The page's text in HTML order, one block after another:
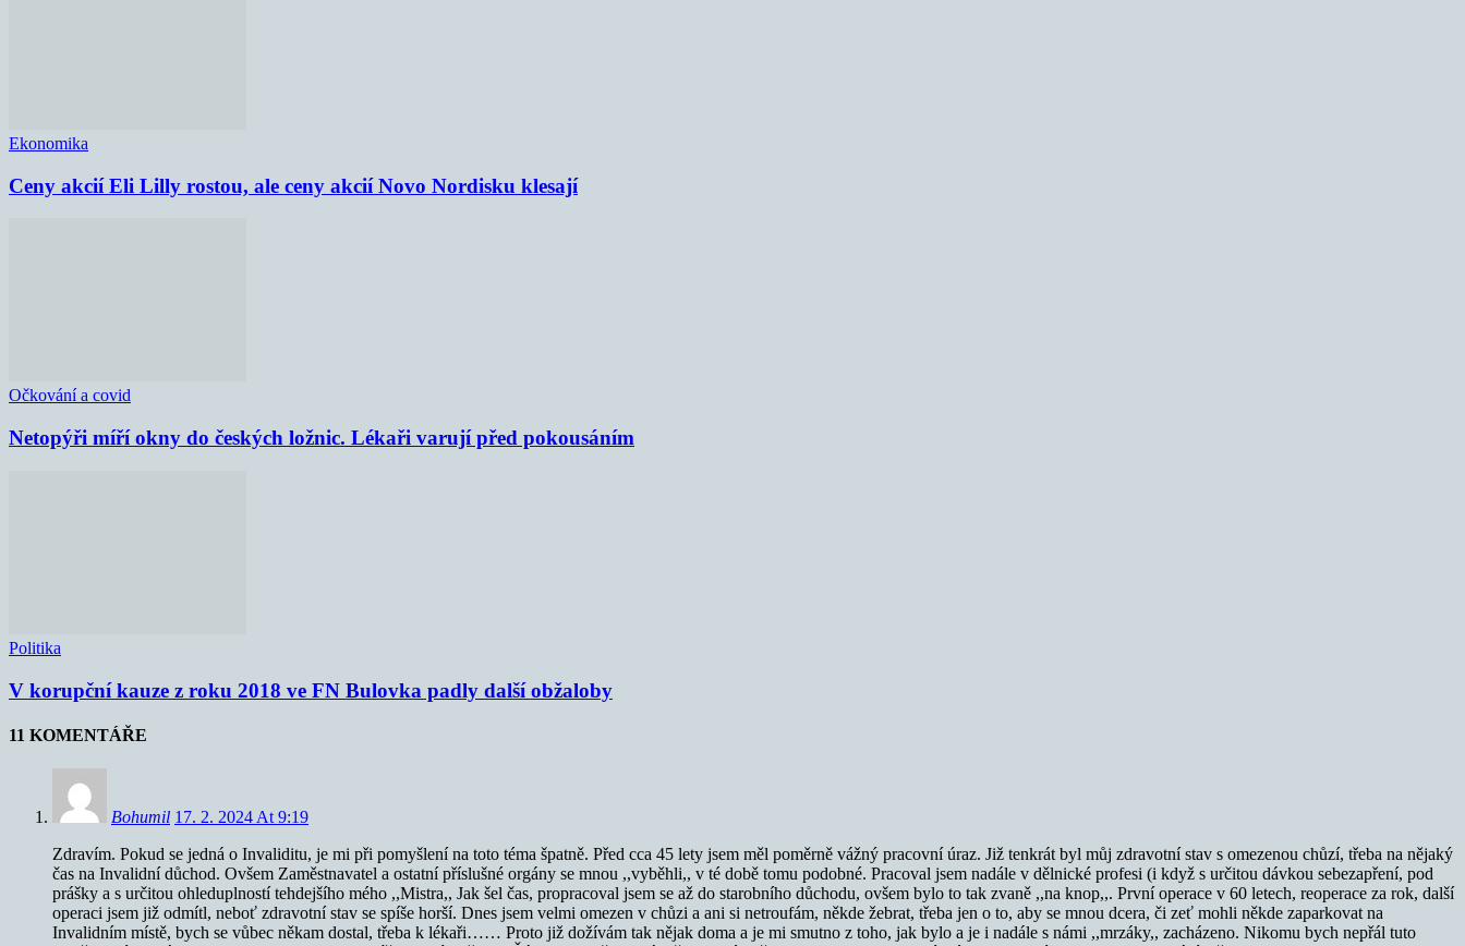
Ekonomika
Ceny akcií Eli Lilly rostou, ale ceny akcií Novo Nordisku klesají
Očkování a covid
Netopýři míří okny do českých ložnic. Lékaři varují před pokousáním
Politika
V korupční kauze z roku 2018 ve FN Bulovka padly další obžaloby
11 KOMENTÁŘE
Bohumil 17. 2. 2024 At 9:19
Zdravím. Pokud se jedná o Invaliditu, je mi při pomyšlení na toto téma špatně. Před cca 45 lety jsem měl poměrně vážný pracovní úraz. Již tenkrát byl můj zdravotní stav s omezenou chůzí, třeba na nějaký
čas na Invalidní důchod. Ovšem Zaměstnavatel a ostatní příslušné orgány se mnou ,,vyběhli,, v té době tomu podobné. Pracoval jsem nadále v dělnické profesi (i když s určitou dávkou sebezapření, pod
prášky a s určitou ohleduplností tehdejšího mého ,,Mistra,, Jak šel čas, propracoval jsem se až do starobního důchodu, ovšem bylo to tak zvaně ,,na knop,,. První operace v 60 letech, reoperace za rok, další
operaci jsem již odmítl, neboť zdravotní stav se spíše horší. Dnes jsem velmi omezen v chůzi a ani si netroufám, někde žebrat, třeba jen o to, aby se mnou dcera, či zeť mohli někde zaparkovat na
Invalidním místě, bych se vůbec někam dostal, třeba k lékaři…… Proto již dožívám tak nějak doma a je mi smutno z toho, jak bylo a je i nadále s námi ,,mrzáky,, zacházeno. Nikomu bych nepřál tuto